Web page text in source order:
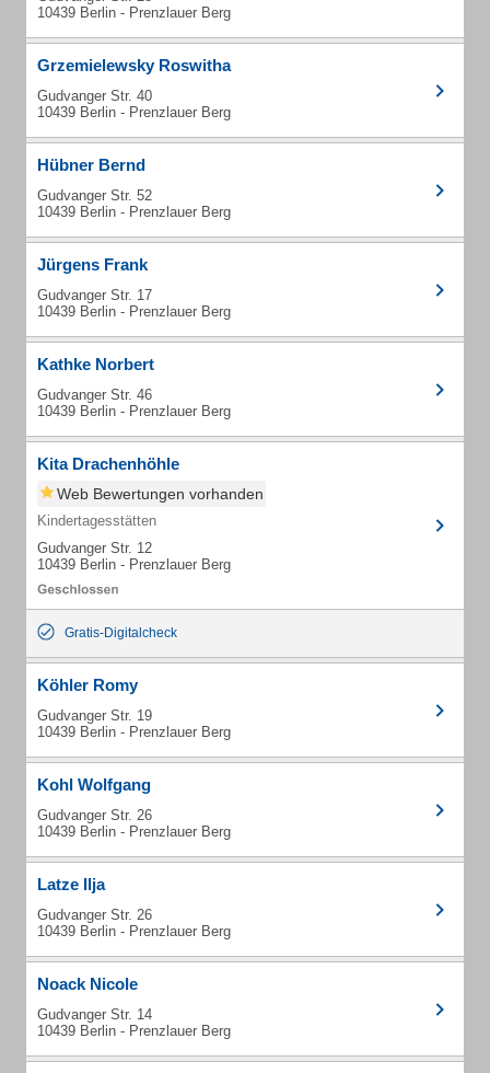
10439 Berlin - Prenzlauer Berg
Grzemielewsky Roswitha
Gudvanger Str. 40
10439 Berlin - Prenzlauer Berg
Hübner Bernd
Gudvanger Str. 52
10439 Berlin - Prenzlauer Berg
Jürgens Frank
Gudvanger Str. 17
10439 Berlin - Prenzlauer Berg
Kathke Norbert
Gudvanger Str. 46
10439 Berlin - Prenzlauer Berg
Kita Drachenhöhle
Web Bewertungen vorhanden
Kindertagesstätten
Gudvanger Str. 12
10439 Berlin - Prenzlauer Berg
Gratis-Digitalcheck
Köhler Romy
Gudvanger Str. 19
10439 Berlin - Prenzlauer Berg
Kohl Wolfgang
Gudvanger Str. 26
10439 Berlin - Prenzlauer Berg
Latze Ilja
Gudvanger Str. 26
10439 Berlin - Prenzlauer Berg
Noack Nicole
Gudvanger Str. 14
10439 Berlin - Prenzlauer Berg